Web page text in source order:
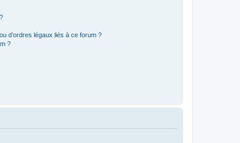
d’ordres légaux liés à ce forum ?
?